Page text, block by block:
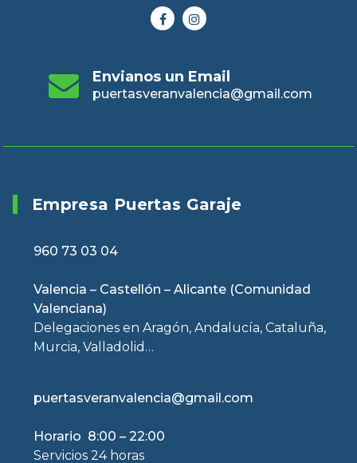
Envianos un Email
puertasveranvalencia@gmail.com
Empresa Puertas Garaje
960 73 03 04
Valencia – Castellón – Alicante (Comunidad
Valenciana)
Delegaciones en Aragón, Andalucía, Cataluña,
Murcia, Valladolid…
puertasveranvalencia@gmail.com
Horario 8:00 – 22:00
Servicios 24 horas